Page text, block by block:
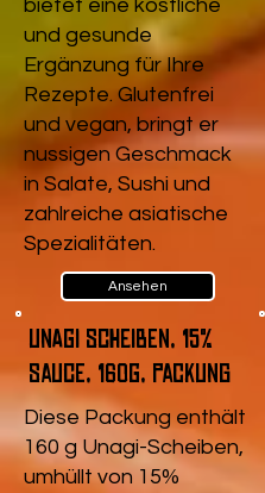
bietet eine köstliche
und gesunde
Ergänzung für Ihre
Rezepte. Glutenfrei
und vegan, bringt er
nussigen Geschmack
in Salate, Sushi und
zahlreiche asiatische
Spezialitäten.
Ansehen
Unagi Scheiben, 15%
Sauce, 160g, Packung
Diese Packung enthält
160 g Unagi-Scheiben,
umhüllt von 15%